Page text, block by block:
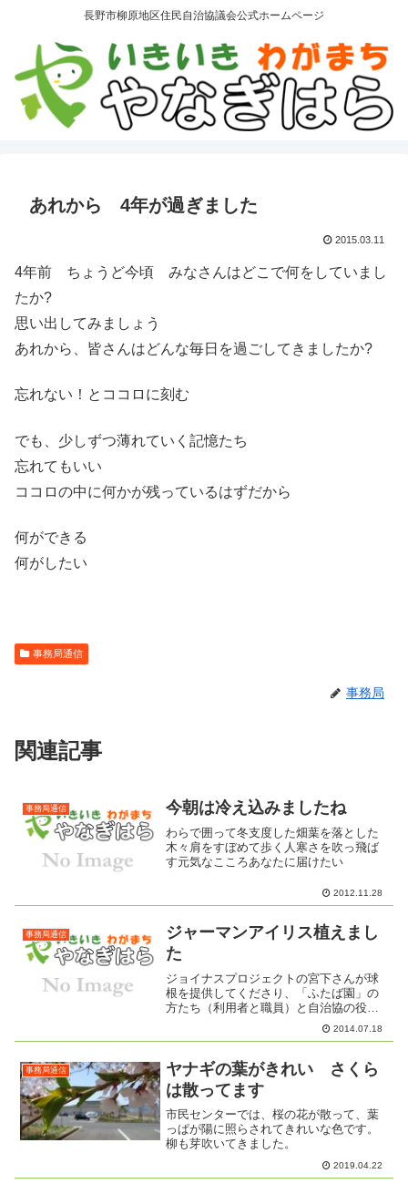
長野市柳原地区住民自治協議会公式ホームページ
あれから 4年が過ぎました
2015.03.11
4年前 ちょうど今頃 みなさんはどこで何をしていまし
たか?
思い出してみましょう
あれから、皆さんはどんな毎日を過ごしてきましたか?
忘れない！とココロに刻む
でも、少しずつ薄れていく記憶たち
忘れてもいい
ココロの中に何かが残っているはずだから
何ができる
何がしたい
事務局通信
事務局
関連記事
事務局通信 今朝は冷え込みましたね
わらで囲って冬支度した畑葉を落とした
木々肩をすぼめて歩く人寒さを吹っ飛ば
す元気なこころあなたに届けたい
2012.11.28
事務局通信
ジャーマンアイリス植えまし
た
ジョイナスプロジェクトの宮下さんが球
根を提供してくださり、「ふたば園」の
方たち（利用者と職員）と自治協の役員
がいっしょに植え付け作業を行いまし
た。今後、球根が増えていくにつれ人と
いきたいと思います。障がい...
2014.07.18
事務局通信
ヤナギの葉がきれい さくら
は散ってます
市民センターでは、桜の花が散って、葉
っぱが陽に照らされてきれいな色です。
柳も芽吹いてきました。
2019.04.22